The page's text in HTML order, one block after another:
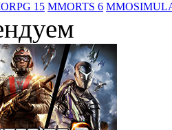
15 MMORTS 6